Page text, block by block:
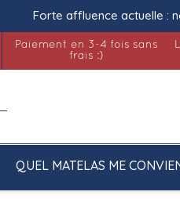
Forte affluence actuelle :
Paiement en 3-4 fois sans
frais :)
QUEL MATELAS ME